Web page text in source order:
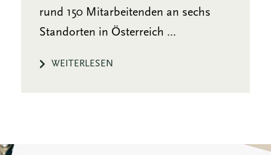
rund 150 Mitarbeitenden an sechs
Standorten in Österreich ...
WEITERLESEN